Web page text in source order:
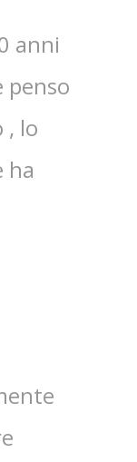
anni
penso
, lo
ha